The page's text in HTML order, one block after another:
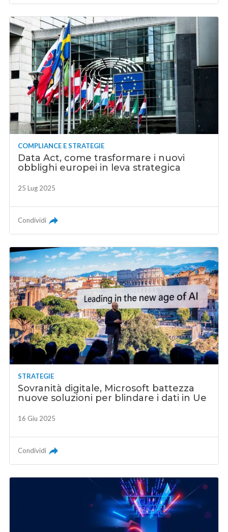
COMPLIANCE E STRATEGIE
Data Act, come trasformare i nuovi
obblighi europei in leva strategica
25 Lug 2025
Condividi
STRATEGIE
Sovranità digitale, Microsoft battezza
nuove soluzioni per blindare i dati in Ue
16 Giu 2025
Condividi